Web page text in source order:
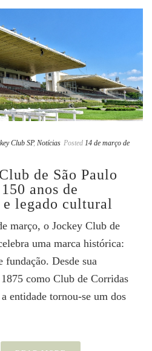
Club SP, Notícias Posted 14 de março de
de São Paulo
anos de
legado cultural
março, o Jockey Club de
uma marca histórica:
fundação. Desde sua
como Club de Corridas
entidade tornou-se um dos